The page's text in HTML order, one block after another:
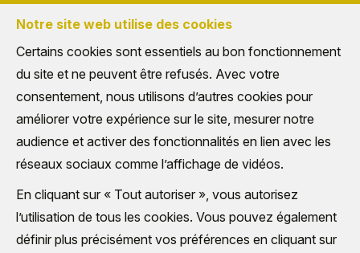
EVALUATION EN LIGNE
Notre site web utilise des cookies
Certains cookies sont essentiels au bon fonctionnement
du site et ne peuvent être refusés. Avec votre
consentement, nous utilisons d’autres cookies pour
améliorer votre expérience sur le site, mesurer notre
audience et activer des fonctionnalités en lien avec les
réseaux sociaux comme l’affichage de vidéos.
En cliquant sur « Tout autoriser », vous autorisez
l’utilisation de tous les cookies. Vous pouvez également
définir plus précisément vos préférences en cliquant sur